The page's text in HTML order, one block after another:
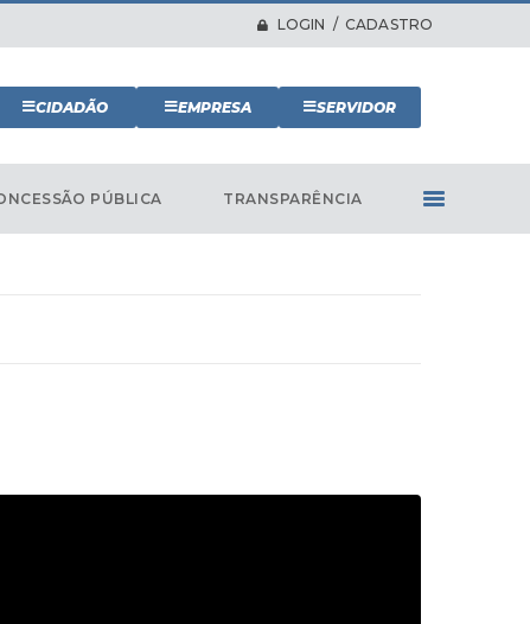
LOGIN / CADASTRO
CIDADÃO EMPRESA SERVIDOR
PÚBLICA TRANSPARÊNCIA